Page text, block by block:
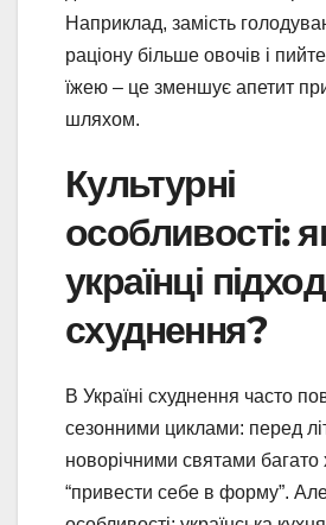
Наприклад, замість
раціону більше овочів і
їжею – це зменшує апетит
шляхом.
Культурні
особливості:
українці
схуднення?
В Україні схуднення часто
сезонними циклами: перед
новорічними святами багато
“привести себе в форму”. Але